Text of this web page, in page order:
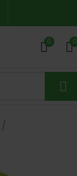
0 0